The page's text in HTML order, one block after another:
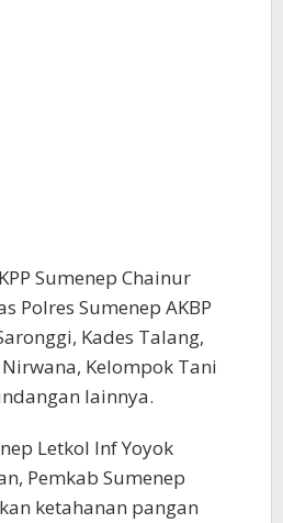
Sumenep Chainur
Polres Sumenep AKBP
Kades Talang,
Kelompok Tani
lainnya.
Letkol Inf Yoyok
Pemkab Sumenep
ketahanan pangan